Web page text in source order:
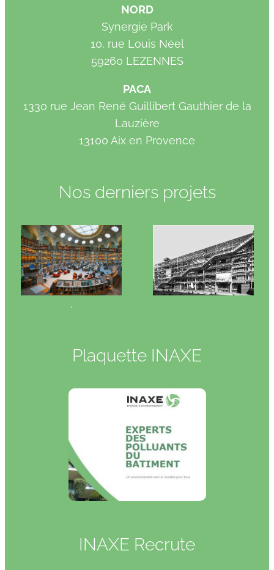
NORD
Synergie Park
10, rue Louis Néel
59260 LEZENNES
PACA
1330 rue Jean René Guillibert Gauthier de la
Lauzière
13100 Aix en Provence
Nos derniers projets
.
Plaquette INAXE
INAXE Recrute